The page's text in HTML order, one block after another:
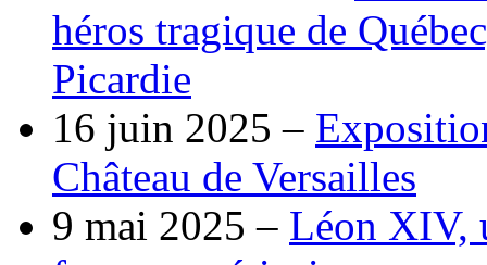
héros tragique de
Picardie
16 juin 2025 –
Château de Versailles
9 mai 2025 – Léon XIV,